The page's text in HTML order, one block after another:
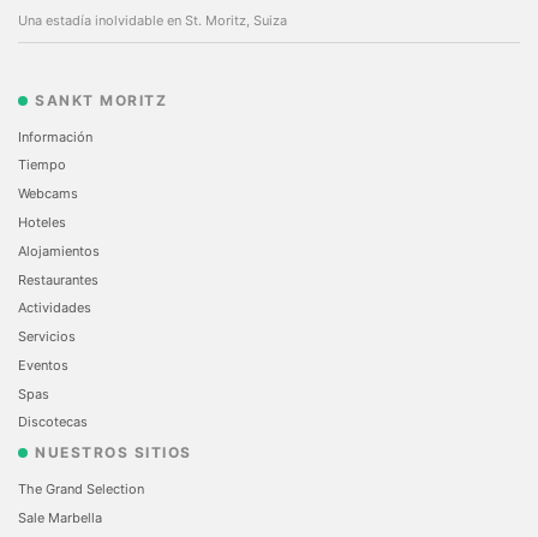
Una estadía inolvidable en St. Moritz, Suiza
SANKT MORITZ
Información
Tiempo
Webcams
Hoteles
Alojamientos
Restaurantes
Actividades
Servicios
Eventos
Spas
Discotecas
NUESTROS SITIOS
The Grand Selection
Sale Marbella